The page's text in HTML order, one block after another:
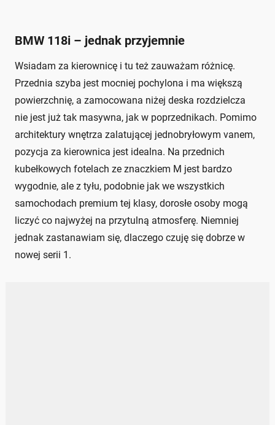
BMW 118i – jednak przyjemnie
Wsiadam za kierownicę i tu też zauważam różnicę.
Przednia szyba jest mocniej pochylona i ma większą
powierzchnię, a zamocowana niżej deska rozdzielcza
nie jest już tak masywna, jak w poprzednikach. Pomimo
architektury wnętrza zalatującej jednobryłowym vanem,
pozycja za kierownica jest idealna. Na przednich
kubełkowych fotelach ze znaczkiem M jest bardzo
wygodnie, ale z tyłu, podobnie jak we wszystkich
samochodach premium tej klasy, dorosłe osoby mogą
liczyć co najwyżej na przytulną atmosferę. Niemniej
jednak zastanawiam się, dlaczego czuję się dobrze w
nowej serii 1.